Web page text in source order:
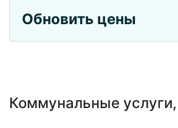
Обновить цены
Коммунальные